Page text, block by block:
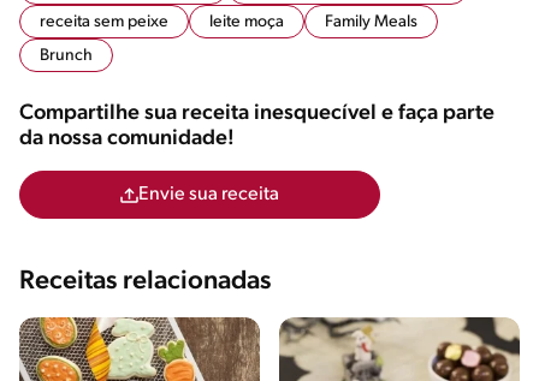
receita sem peixe
leite moça
Family Meals
Brunch
Compartilhe sua receita inesquecível e faça parte
da nossa comunidade!
Envie sua receita
Receitas relacionadas